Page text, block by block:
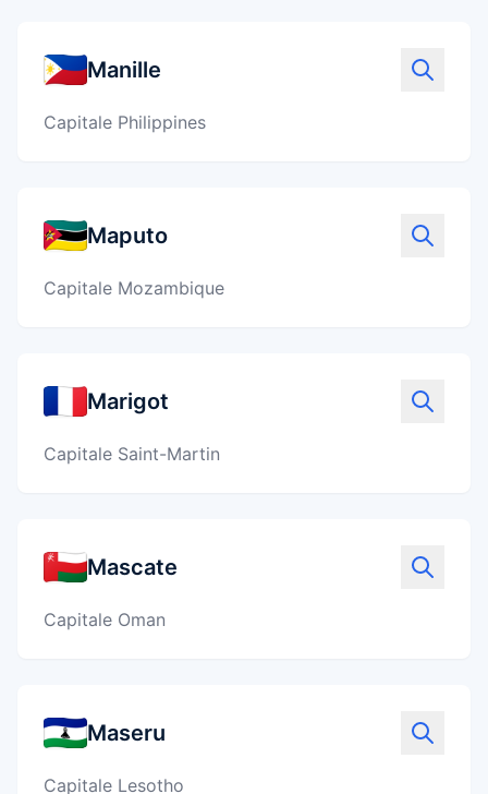
Manille
Capitale Philippines
Maputo
Capitale Mozambique
Marigot
Capitale Saint-Martin
Mascate
Capitale Oman
Maseru
Capitale Lesotho